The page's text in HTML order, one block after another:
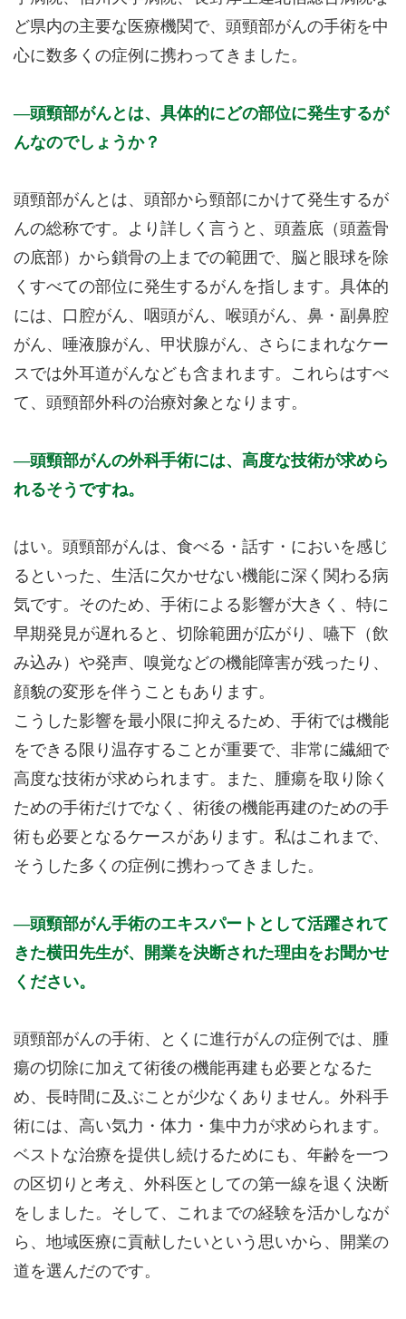
ど県内の主要な医療機関で、頭頸部がんの手術を中
心に数多くの症例に携わってきました。
頭頸部がんとは、具体的にどの部位に発生するが
んなのでしょうか？
頭頸部がんとは、頭部から頸部にかけて発生するが
んの総称です。より詳しく言うと、頭蓋底（頭蓋骨
の底部）から鎖骨の上までの範囲で、脳と眼球を除
くすべての部位に発生するがんを指します。具体的
には、口腔がん、咽頭がん、喉頭がん、鼻・副鼻腔
がん、唾液腺がん、甲状腺がん、さらにまれなケー
スでは外耳道がんなども含まれます。これらはすべ
て、頭頸部外科の治療対象となります。
頭頸部がんの外科手術には、高度な技術が求めら
れるそうですね。
はい。頭頸部がんは、食べる・話す・においを感じ
るといった、生活に欠かせない機能に深く関わる病
気です。そのため、手術による影響が大きく、特に
早期発見が遅れると、切除範囲が広がり、嚥下（飲
み込み）や発声、嗅覚などの機能障害が残ったり、
顔貌の変形を伴うこともあります。
こうした影響を最小限に抑えるため、手術では機能
をできる限り温存することが重要で、非常に繊細で
高度な技術が求められます。また、腫瘍を取り除く
ための手術だけでなく、術後の機能再建のための手
術も必要となるケースがあります。私はこれまで、
そうした多くの症例に携わってきました。
頭頸部がん手術のエキスパートとして活躍されて
きた横田先生が、開業を決断された理由をお聞かせ
ください。
頭頸部がんの手術、とくに進行がんの症例では、腫
瘍の切除に加えて術後の機能再建も必要となるた
め、長時間に及ぶことが少なくありません。外科手
術には、高い気力・体力・集中力が求められます。
ベストな治療を提供し続けるためにも、年齢を一つ
の区切りと考え、外科医としての第一線を退く決断
をしました。そして、これまでの経験を活かしなが
ら、地域医療に貢献したいという思いから、開業の
道を選んだのです。